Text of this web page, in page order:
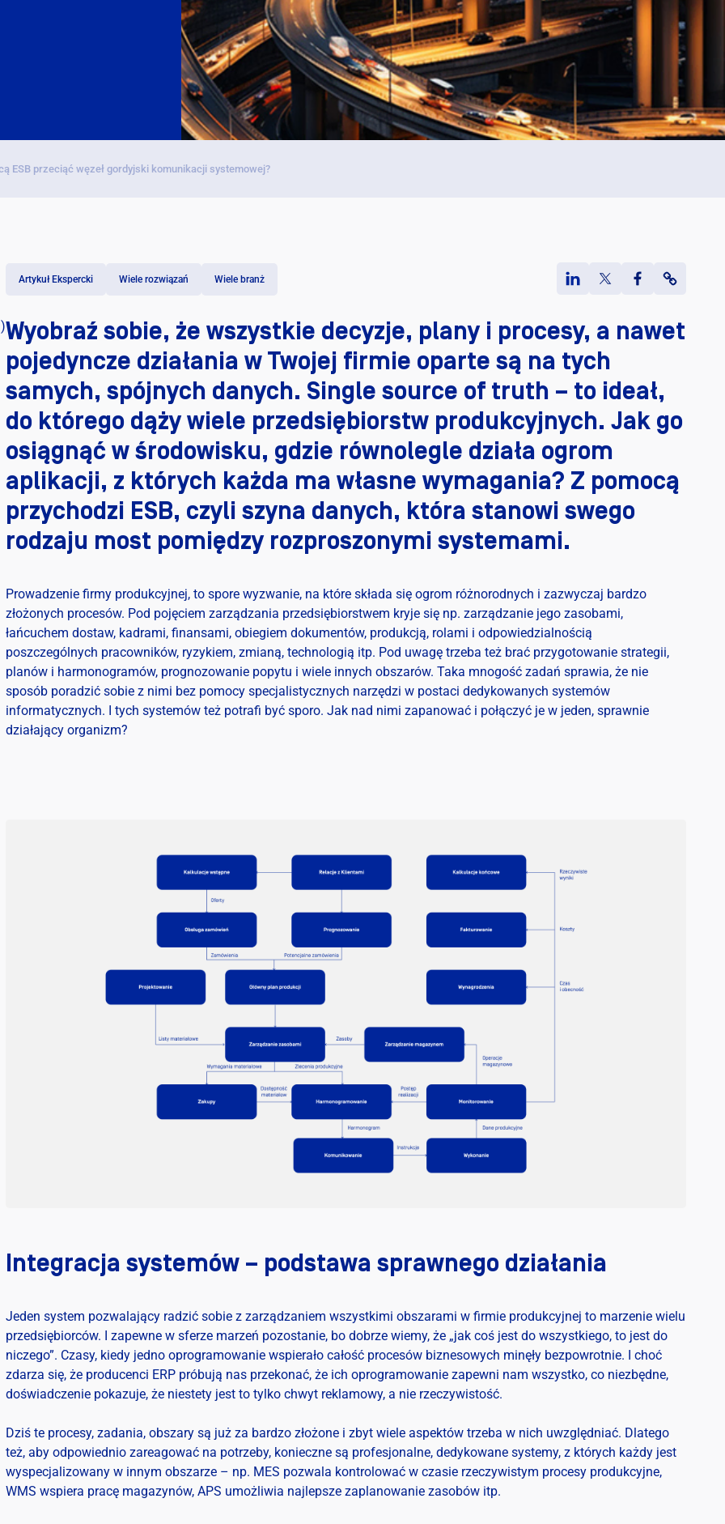
Darmo|
ESB przeciąć węzeł gordyjski komunikacji systemowej?
Artykuł Ekspercki Wiele rozwiązań Wiele branż
Wyobraź sobie, że wszystkie decyzje, plany i procesy, a nawet
pojedyncze działania w Twojej firmie oparte są na tych
samych, spójnych danych. Single source of truth – to ideał,
do którego dąży wiele przedsiębiorstw produkcyjnych. Jak go
osiągnąć w środowisku, gdzie równolegle działa ogrom
aplikacji, z których każda ma własne wymagania? Z pomocą
przychodzi ESB, czyli szyna danych, która stanowi swego
rodzaju most pomiędzy rozproszonymi systemami.
Prowadzenie firmy produkcyjnej, to spore wyzwanie, na które składa się ogrom różnorodnych i zazwyczaj bardzo
złożonych procesów. Pod pojęciem zarządzania przedsiębiorstwem kryje się np. zarządzanie jego zasobami,
łańcuchem dostaw, kadrami, finansami, obiegiem dokumentów, produkcją, rolami i odpowiedzialnością
poszczególnych pracowników, ryzykiem, zmianą, technologią itp. Pod uwagę trzeba też brać przygotowanie strategii,
planów i harmonogramów, prognozowanie popytu i wiele innych obszarów. Taka mnogość zadań sprawia, że nie
sposób poradzić sobie z nimi bez pomocy specjalistycznych narzędzi w postaci dedykowanych systemów
informatycznych. I tych systemów też potrafi być sporo. Jak nad nimi zapanować i połączyć je w jeden, sprawnie
działający organizm?
Integracja systemów – podstawa sprawnego działania
Jeden system pozwalający radzić sobie z zarządzaniem wszystkimi obszarami w firmie produkcyjnej to marzenie wielu
przedsiębiorców. I zapewne w sferze marzeń pozostanie, bo dobrze wiemy, że „jak coś jest do wszystkiego, to jest do
niczego”. Czasy, kiedy jedno oprogramowanie wspierało całość procesów biznesowych minęły bezpowrotnie. I choć
zdarza się, że producenci ERP próbują nas przekonać, że ich oprogramowanie zapewni nam wszystko, co niezbędne,
doświadczenie pokazuje, że niestety jest to tylko chwyt reklamowy, a nie rzeczywistość.
Dziś te procesy, zadania, obszary są już za bardzo złożone i zbyt wiele aspektów trzeba w nich uwzględniać. Dlatego
też, aby odpowiednio zareagować na potrzeby, konieczne są profesjonalne, dedykowane systemy, z których każdy jest
wyspecjalizowany w innym obszarze – np. MES pozwala kontrolować w czasie rzeczywistym procesy produkcyjne,
WMS wspiera pracę magazynów, APS umożliwia najlepsze zaplanowanie zasobów itp.